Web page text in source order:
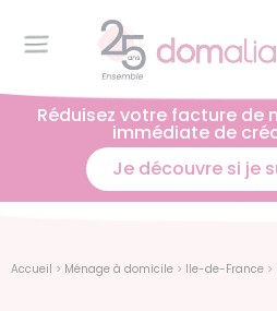
Réduisez votre facture de
immédiate de
Je découvre si je
Accueil > Ménage à domicile > Ile-de-France >